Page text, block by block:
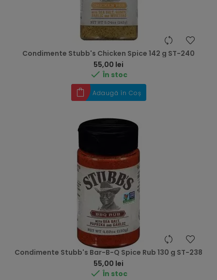
Condimente Stubb's Chicken Spice 142 g ST-240
55,00 lei
 În stoc
Adaugă în Coș
Condimente Stubb's Bar-B-Q Spice Rub 130 g ST-238
55,00 lei
 În stoc